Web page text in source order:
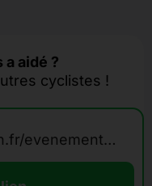
aidé ?
cyclistes !
https://www.gravelpassion.fr/evenements-calendrier-gravel/tro-bro-gravel/